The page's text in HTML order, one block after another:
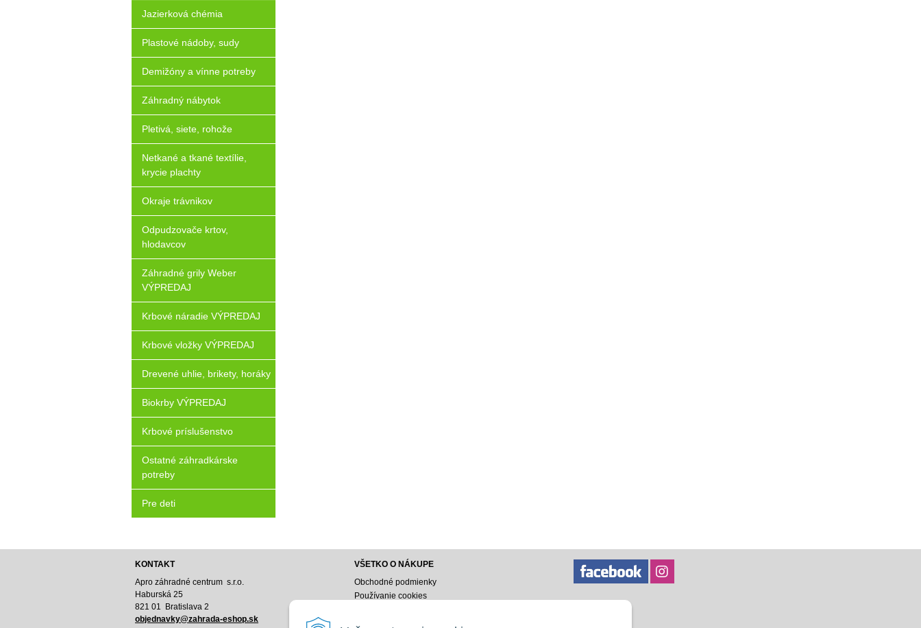
Jazierková chémia
Plastové nádoby, sudy
Demižóny a vínne potreby
Záhradný nábytok
Pletivá, siete, rohože
Netkané a tkané textílie,
krycie plachty
Okraje trávnikov
Odpudzovače krtov,
hlodavcov
Záhradné grily Weber
VÝPREDAJ
Krbové náradie VÝPREDAJ
Krbové vložky VÝPREDAJ
Drevené uhlie, brikety, horáky
Biokrby VÝPREDAJ
Krbové príslušenstvo
Ostatné záhradkárske
potreby
Pre deti
KONTAKT
Apro záhradné centrum s.r.o.
Haburská 25
821 01 Bratislava 2
objednavky@zahrada-eshop.sk
VŠETKO O NÁKUPE
Obchodné podmienky
Používanie cookies